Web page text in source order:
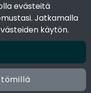
evästeitä
Jatkamalla
käytön.